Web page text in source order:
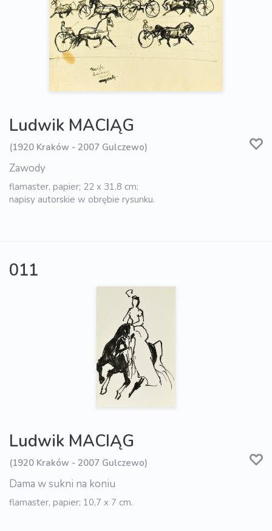
Ludwik MACIĄG
(1920 Kraków - 2007 Gulczewo)
Zawody
flamaster, papier; 22 x 31,8 cm;
napisy autorskie w obrębie rysunku.
011
Ludwik MACIĄG
(1920 Kraków - 2007 Gulczewo)
Dama w sukni na koniu
flamaster, papier; 10,7 x 7 cm.